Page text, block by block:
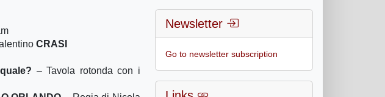
CRASI
– Tavola rotonda con i
Newsletter
Go to newsletter subscription